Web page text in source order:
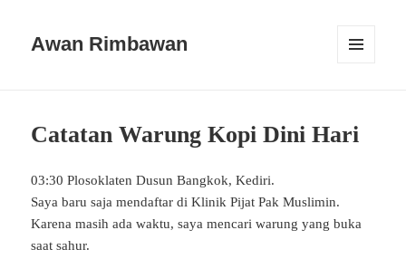
Awan Rimbawan
Catatan Warung Kopi Dini Hari
03:30 Plosoklaten Dusun Bangkok, Kediri.
Saya baru saja mendaftar di Klinik Pijat Pak Muslimin.
Karena masih ada waktu, saya mencari warung yang buka
saat sahur.